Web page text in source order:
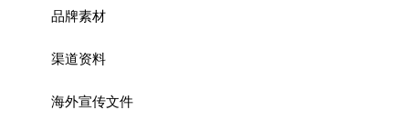
品牌素材
渠道资料
海外宣传文件